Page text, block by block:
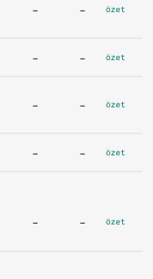
- - özet
- - özet
- - özet
- - özet
- - özet